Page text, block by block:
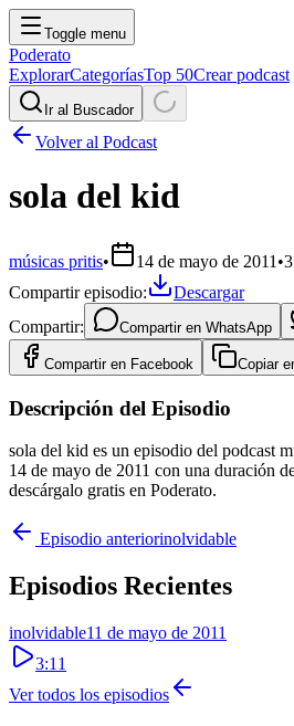
Toggle menu
Poderato
ExplorarCategoríasTop 50Crear podcast
Ir al Buscador
Volver al Podcast
sola del kid
músicas pritis• 14 de mayo de 2011 •
Compartir episodio:
Descargar
Compartir:
Compartir en WhatsApp
Compartir en Facebook Copiar
Descripción del Episodio
sola del kid es un episodio del podcast
14 de mayo de 2011 con una duración
descárgalo gratis en Poderato.
Episodio anteriorinolvidable
Episodios Recientes
inolvidable11 de mayo de 2011
3:11
Ver todos los episodios